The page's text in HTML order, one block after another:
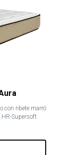
con ribete marró
Supersoft